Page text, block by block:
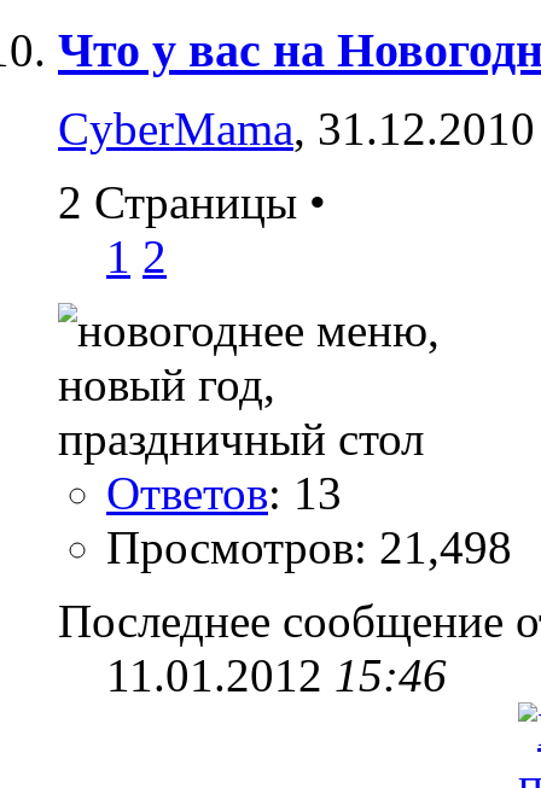
Что у вас на
CyberMama,
2 Страницы •
1 2
Ответов: 13
Просмотров: 21,498
Последнее сообщение
11.01.2012 15:46